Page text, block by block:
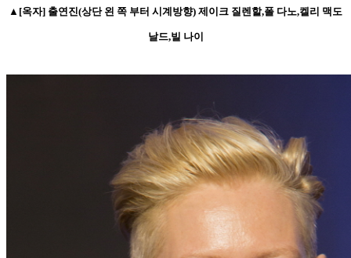
▲[옥자] 출연진(상단 왼 쪽 부터 시계방향) 제이크 질렌할,폴 다노,켈리 맥도
날드,빌 나이